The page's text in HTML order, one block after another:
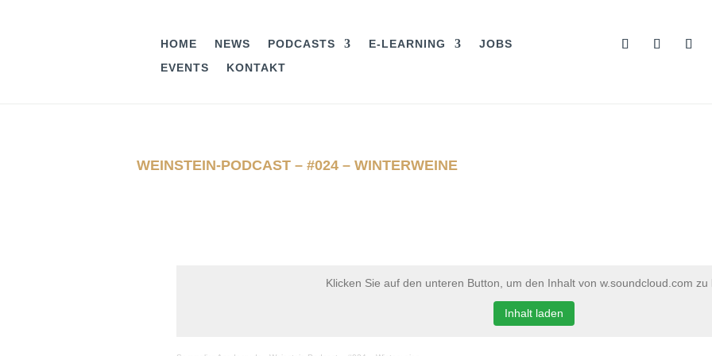
HOME NEWS PODCASTS E-LEARNING
JOBS
EVENTS
KONTAKT
WEINSTEIN-PODCAST – #024 – WINTERWEINE
Klicken Sie auf den unteren Button, um den Inhalt von w.soundcloud.com zu
Inhalt laden